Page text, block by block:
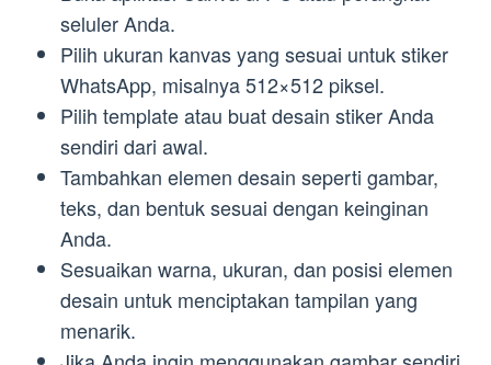
seluler Anda.
Pilih ukuran kanvas yang sesuai untuk stiker
WhatsApp, misalnya 512×512 piksel.
Pilih template atau buat desain stiker Anda
sendiri dari awal.
Tambahkan elemen desain seperti gambar,
teks, dan bentuk sesuai dengan keinginan
Anda.
Sesuaikan warna, ukuran, dan posisi elemen
desain untuk menciptakan tampilan yang
menarik.